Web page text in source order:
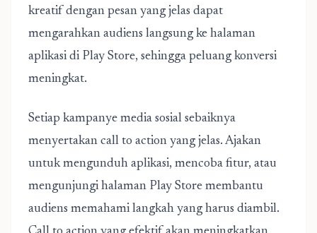
kreatif dengan pesan yang jelas dapat
mengarahkan audiens langsung ke halaman
aplikasi di Play Store, sehingga peluang konversi
meningkat.
Setiap kampanye media sosial sebaiknya
menyertakan call to action yang jelas. Ajakan
untuk mengunduh aplikasi, mencoba fitur, atau
mengunjungi halaman Play Store membantu
audiens memahami langkah yang harus diambil.